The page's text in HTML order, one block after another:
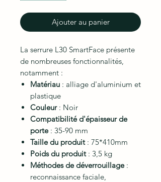
Ajouter au panier
La serrure L30 SmartFace présente
de nombreuses fonctionnalités,
notamment :
Matériau : alliage d'aluminium et
plastique
Couleur: Noir
Compatibilité d'épaisseur de
porte: 35-90 mm
Taille du produit: 75*410mm
Poids du produit: 3,5 kg
Méthodes de déverrouillage:
reconnaissance faciale,